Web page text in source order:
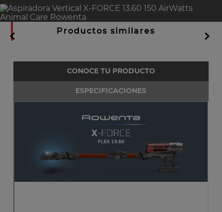
Productos similares
CONOCE TU PRODUCTO
ESPECIFICACIONES